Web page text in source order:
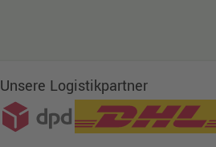
Unsere Logistikpartner